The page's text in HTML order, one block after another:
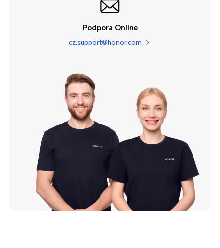
Podpora Online
cz.support@honor.com